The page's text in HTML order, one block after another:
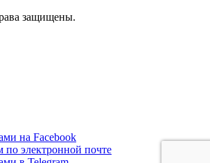
защищены.
на Facebook
электронной почте